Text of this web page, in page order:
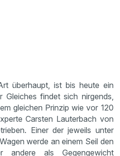
überhaupt, ist bis heute ein
Gleiches findet sich nirgends,
gleichen Prinzip wie vor 120
Carsten Lauterbach von
Einer der jeweils unter
werde an einem Seil den
andere als Gegengewicht